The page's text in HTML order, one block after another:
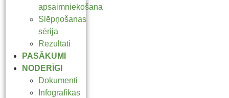
apsaimniekošana
Slēpņošanas
sērija
Rezultāti
PASĀKUMI
NODERĪGI
Dokumenti
Infografikas